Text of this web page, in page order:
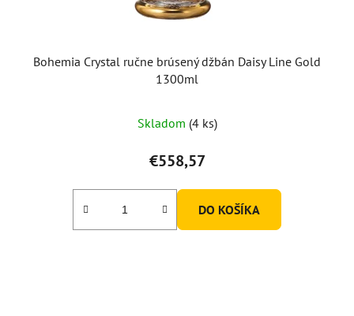
Bohemia Crystal ručne brúsený džbán Daisy Line Gold
1300ml
Skladom (4 ks)
€558,57
DO KOŠÍKA